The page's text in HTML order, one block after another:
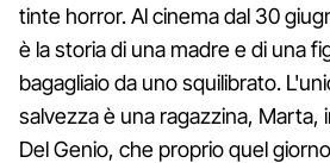
tinte horror. Al cinema dal 30
è la storia di una madre e di una
bagagliaio da uno squilibrato.
salvezza è una ragazzina, Marta,
Del Genio, che proprio quel